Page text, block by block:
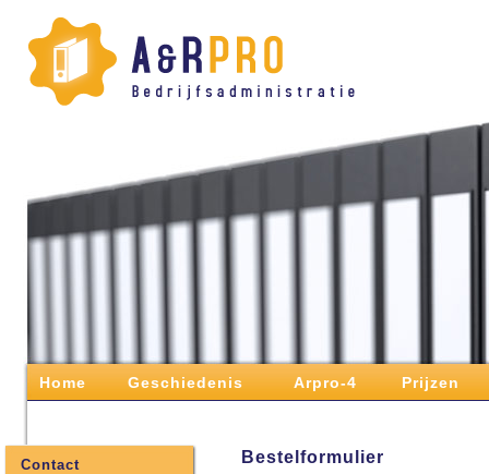
Home Geschiedenis Arpro-4 Prijzen
Contact Bestelformulier